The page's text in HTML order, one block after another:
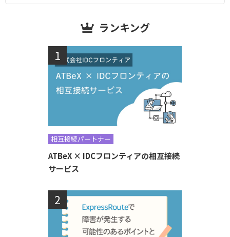
ランキング
相互接続パートナー
ATBeX × IDCフロンティアの相互接続
サービス